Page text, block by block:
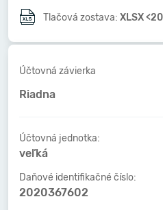
Tlačová zostava: XLSX
Účtovná závierka
Riadna
Účtovná jednotka:
veľká
Daňové identifikačné číslo:
2020367602